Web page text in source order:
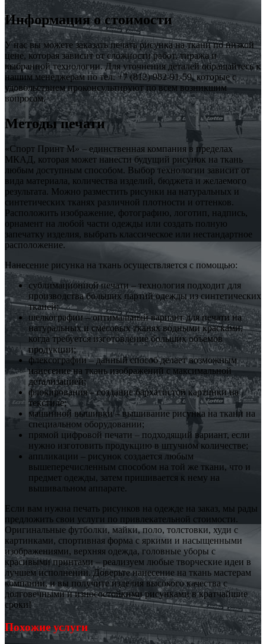
Информация о стоимости
У нас вы можете заказать печать рисунка на ткани по низкой
цене, которая зависит от сложности работ, тиража и
выбранной технологии. Для уточнения деталей обращайтесь к
нашим менеджерам по тел. +7 (812) 982-91-59, которые с
удовольствием проконсультируют по всем возникшим
вопросам.
Методы печати
«Спорт Принт М» – единственная компания в пределах
МКАД, которая может нанести будущий рисунок на ткань
любым доступным способом. Выбор технологии зависит от
вида материала, количества изделий, бюджета и желаемого
результата. Можно разместить рисунки на натуральных и
синтетических тканях различной плотности и оттенков.
Расположить изображение, фотографию, логотип, надпись,
орнамент на любой части одежды или создать полную
запечатку изделия, выбрать классическое или нестандартное
расположение.
Нанесение рисунка на ткань осуществляется с помощью:
сублимационной печати – технология подходит для
производства больших партий одежды из синтетических
тканей;
шелкографии – оптимальный вариант для печати на
натуральных и смесовых тканях водными красками,
когда требуется изготовление больших объемов
продукции;
флексографии – данный способ делает возможным
нанесение на ткань изображений с максимальной
детализацией;
флокирования – создание бархатистой картинки на
текстиле;
машинной вышивки – вышивание рисунка на ткани на
специальном оборудовании;
прямой цифровой печати – подходящий вариант, если
нужно изготовить продукцию в штучном количестве;
аппликации – рисунок создается любым
вышеперечисленным способом на той же ткани, что и
предмет одежды, затем пришивается к нему на
вышивальном аппарате.
Если вам нужна печать рисунков на одежде на заказ, мы рады
предложить свои услуги по привлекательной стоимости.
Оригинальные футболки, майки, поло, толстовки, худи с
картинками, спортивная форма с яркими и насыщенными
изображениями, верхняя одежда, головные уборы с
красивыми принтами – реализуем любые творческие идеи в
лучшем исполнении. Доверьте нанесение на ткань мастерам
компании, и вы получите изделия высокого качества с
долговечными и износостойкими рисунками в кратчайшие
сроки!
Похожие услуги